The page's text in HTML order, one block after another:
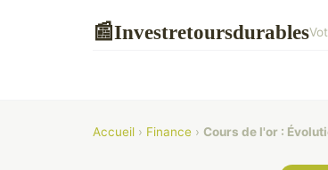
📰Investretoursdurables
Accueil › Finance › Cours de l'or :